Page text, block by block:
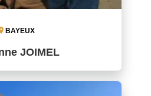
BAYEUX
JOIMEL